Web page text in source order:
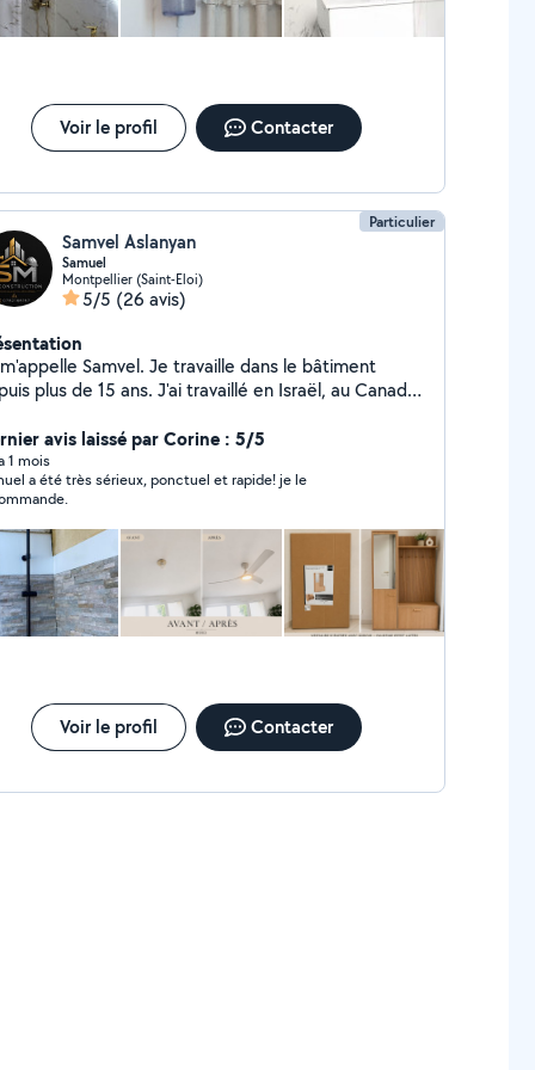
de plomberie (fuite, réparation) - Installation
complète (SDB, douche, lavabo, WC)
Voir le profil Contacter
Particulier
Samvel Aslanyan
Samuel
Montpellier (Saint-Eloi)
5/5 (26 avis)
Samvel. Je travaille dans le bâtiment
plus de 15 ans. J'ai travaillé en Israël, au Canada
de construction à l'intérieur de la maison. Je
tous types de sols : stratifié, carrelage, linoléum,
plâtrerie, plomberie, cloisons sèches,
métalliques, installation de meubles et
de salles de bains. Je garantis la qualité de
travail. À bientôt.
avis laissé par Corine : 5/5
1 mois
a été très sérieux, ponctuel et rapide! je le
Voir le profil Contacter